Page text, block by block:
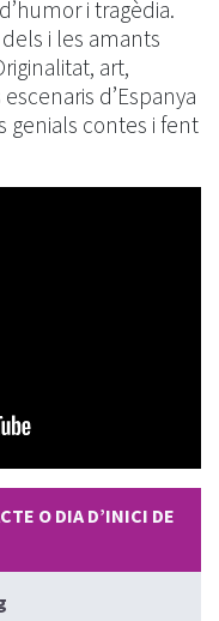
i tragèdia.
i les amants
art,
d’Espanya
genials contes i fent
O DIA D’INICI DE